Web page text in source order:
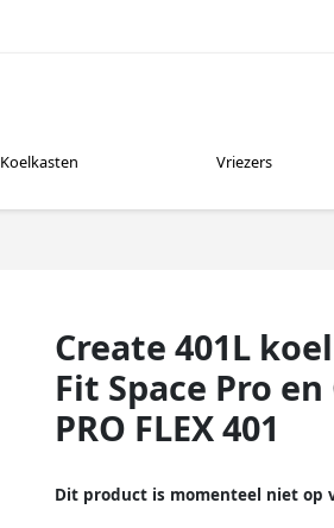
Koelkasten Vriezers
Create 401L
Fit Space Pro en
PRO FLEX 401
Dit product is momenteel niet op